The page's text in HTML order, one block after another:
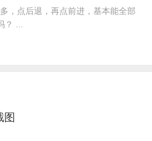
，点后退，再点前进，基本能全部
...
图